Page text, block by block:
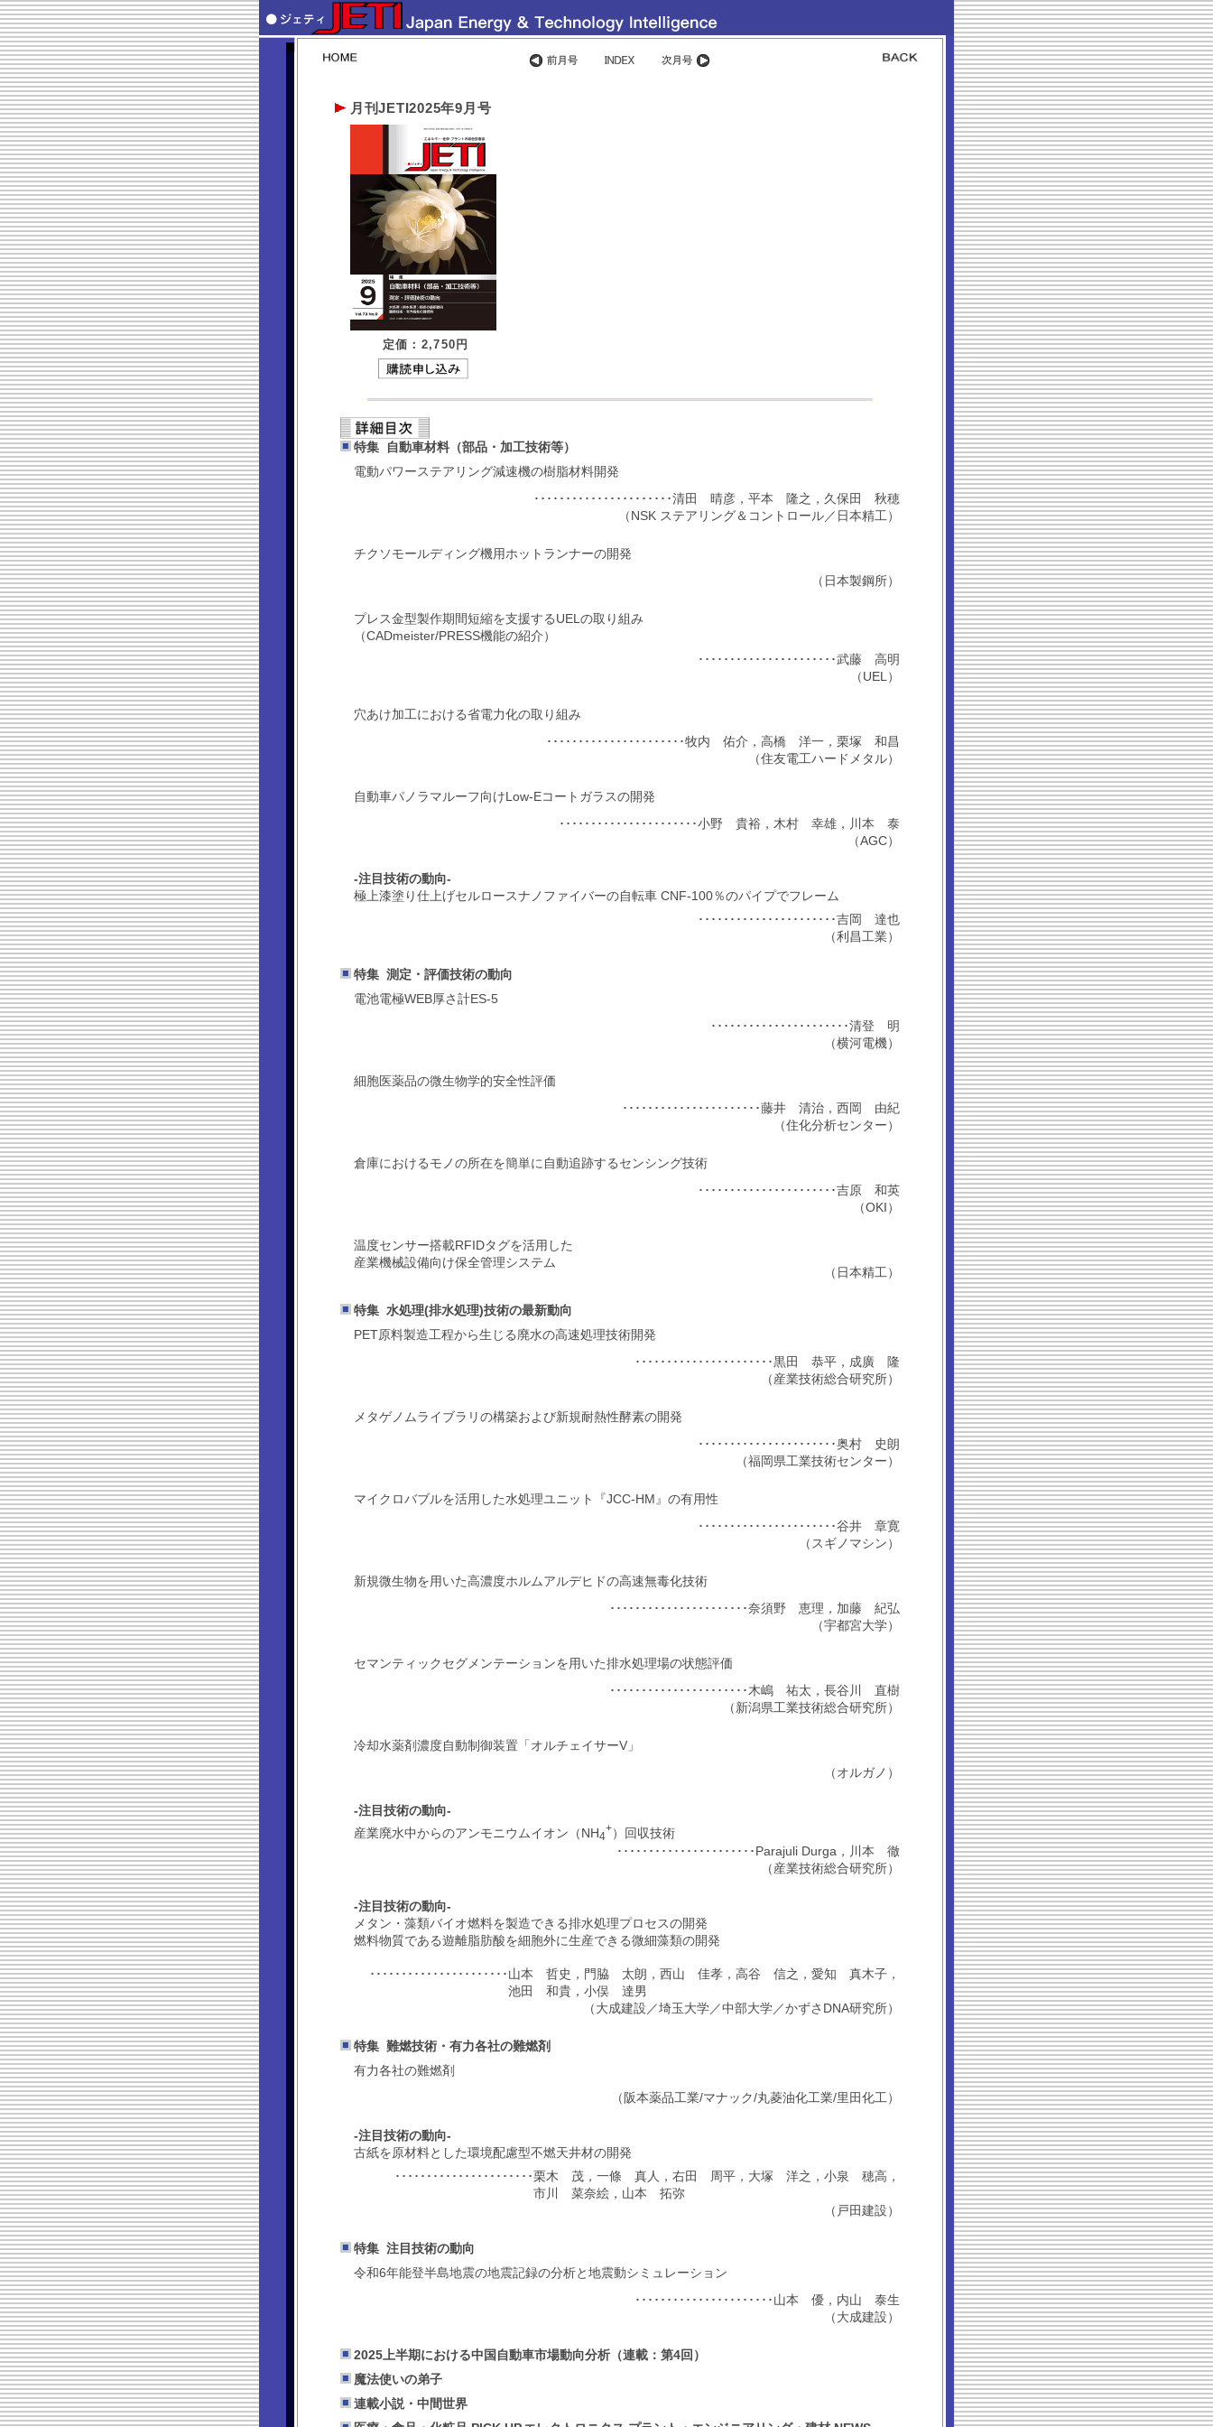
月刊JETI2025年9月号
定価：2,750 円
特集 自動車材料（部品・加工技術等）
電動パワーステアリング減速機の樹脂材料開発
･･････････････････････清田 晴彦，平本 隆之，久保田 秋穂
（NSK ステアリング＆コントロール／日本精工）
チクソモールディング機用ホットランナーの開発
（日本製鋼所）
プレス金型製作期間短縮を支援するUELの取り組み
（CADmeister/PRESS機能の紹介）
･･････････････････････武藤 高明
（UEL）
穴あけ加工における省電力化の取り組み
･･････････････････････牧内 佑介，高橋 洋一，栗塚 和昌
（住友電工ハードメタル）
自動車パノラマルーフ向けLow-Eコートガラスの開発
･･････････････････････小野 貴裕，木村 幸雄，川本 泰
（AGC）
-注目技術の動向-
極上漆塗り仕上げセルロースナノファイバーの自転車 CNF-100％のパイプでフレーム
･･････････････････････吉岡 達也
（利昌工業）
特集 測定・評価技術の動向
電池電極WEB厚さ計ES-5
･･････････････････････清登 明
（横河電機）
細胞医薬品の微生物学的安全性評価
･･････････････････････藤井 清治，西岡 由紀
（住化分析センター）
倉庫におけるモノの所在を簡単に自動追跡するセンシング技術
･･････････････････････吉原 和英
（OKI）
温度センサー搭載RFIDタグを活用した
産業機械設備向け保全管理システム
（日本精工）
特集 水処理(排水処理)技術の最新動向
PET原料製造工程から生じる廃水の高速処理技術開発
･･････････････････････黒田 恭平，成廣 隆
（産業技術総合研究所）
メタゲノムライブラリの構築および新規耐熱性酵素の開発
･･････････････････････奥村 史朗
（福岡県工業技術センター）
マイクロバブルを活用した水処理ユニット『JCC-HM』の有用性
･･････････････････････谷井 章寛
（スギノマシン）
新規微生物を用いた高濃度ホルムアルデヒドの高速無毒化技術
･･････････････････････奈須野 恵理，加藤 紀弘
（宇都宮大学）
セマンティックセグメンテーションを用いた排水処理場の状態評価
･･････････････････････木嶋 祐太，長谷川 直樹
（新潟県工業技術総合研究所）
冷却水薬剤濃度自動制御装置「オルチェイサーV」
（オルガノ）
-注目技術の動向-
産業廃水中からのアンモニウムイオン（NH4
+）回収技術
･･････････････････････Parajuli Durga，川本 徹
（産業技術総合研究所）
-注目技術の動向-
メタン・藻類バイオ燃料を製造できる排水処理プロセスの開発
燃料物質である遊離脂肪酸を細胞外に生産できる微細藻類の開発
･･････････････････････山本 哲史，門脇 太朗，西山 佳孝，高谷 信之，愛知 真木子，
池田 和貴，小俣 達男
（大成建設／埼玉大学／中部大学／かずさDNA研究所）
特集 難燃技術・有力各社の難燃剤
有力各社の難燃剤
（阪本薬品工業/マナック/丸菱油化工業/里田化工）
-注目技術の動向-
古紙を原材料とした環境配慮型不燃天井材の開発
･･････････････････････栗木 茂，一條 真人，右田 周平，大塚 洋之，小泉 穂高，
市川 菜奈絵，山本 拓弥
（戸田建設）
特集 注目技術の動向
令和6年能登半島地震の地震記録の分析と地震動シミュレーション
･･････････････････････山本 優，内山 泰生
（大成建設）
2025上半期における中国自動車市場動向分析（連載：第4回）
魔法使いの弟子
連載小説・中間世界